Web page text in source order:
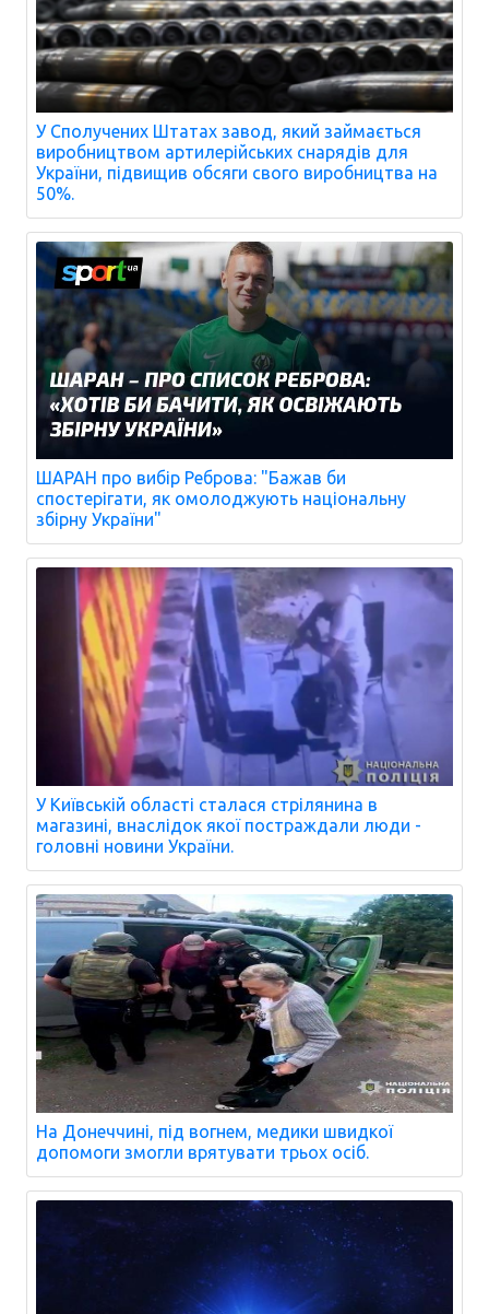
У Сполучених Штатах завод, який займається
виробництвом артилерійських снарядів для
України, підвищив обсяги свого виробництва на
50%.
ШАРАН про вибір Реброва: "Бажав би
спостерігати, як омолоджують національну
збірну України"
У Київській області сталася стрілянина в
магазині, внаслідок якої постраждали люди -
головні новини України.
На Донеччині, під вогнем, медики швидкої
допомоги змогли врятувати трьох осіб.